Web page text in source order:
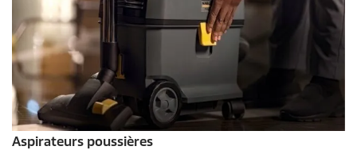
Aspirateurs poussières